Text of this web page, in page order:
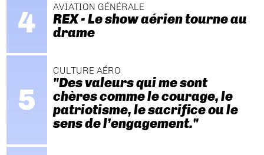
AVIATION GÉNÉRALE
REX - Le show aérien tourne au
drame
CULTURE AÉRO
"Des valeurs qui me sont
chères comme le courage, le
patriotisme, le sacrifice ou le
sens de l’engagement."